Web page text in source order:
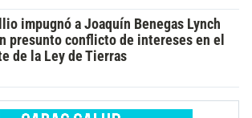
impugnó a Joaquín Benegas Lynch
presunto conflicto de intereses en el
de la Ley de Tierras